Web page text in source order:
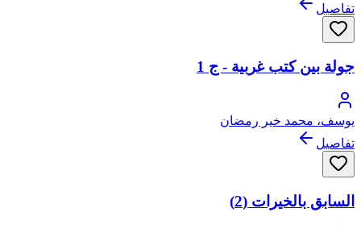
تفاصيل
جولة بين كتب غربية - ج 1
يوسف، محمد خير رمضان
تفاصيل
السابق بالخيرات (2)